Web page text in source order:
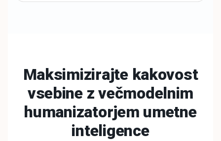
Maksimizirajte kakovost
vsebine z večmodelnim
humanizatorjem umetne
inteligence